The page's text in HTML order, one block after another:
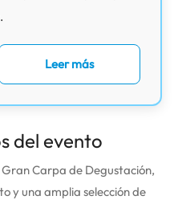
Leer más
del evento
Carpa de Degustación,
y una amplia selección de